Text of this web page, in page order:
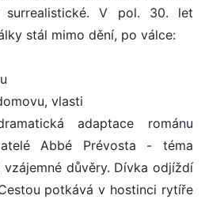
surrealistické. V pol. 30. let
stál mimo dění, po válce:
vlasti
adaptace románu
Abbé Prévosta - téma
důvěry. Dívka odjíždí
potkává v hostinci rytíře